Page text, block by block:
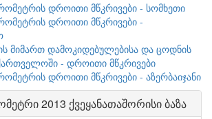
დროითი მწკრივები - სომხეთი
დროითი მწკრივები -
მიმართ დამოკიდებულებისა და ცოდნის
- დროითი მწკრივები
დროითი მწკრივები - აზერბაიჯანი
2013 ქვეყანათაშორისი ბაზა